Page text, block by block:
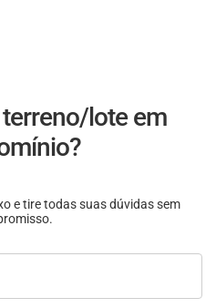
lote em
e tire todas suas dúvidas sem